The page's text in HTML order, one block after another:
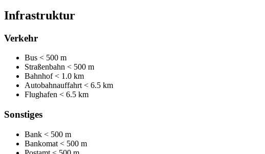
Infrastruktur
Verkehr
Bus < 500 m
Straßenbahn < 500 m
Bahnhof< 1.0 km
Autobahnauffahrt < 6.5 km
Flughafen < 6.5 km
Sonstiges
Bank < 500 m
Bankomat < 500 m